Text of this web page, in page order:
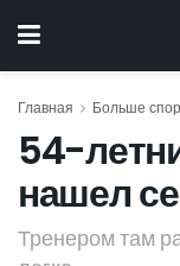
Главная Больше
54-
нашел
Тренером там